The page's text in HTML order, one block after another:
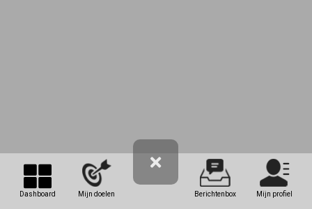
Dashboard Mijn doelen Berichtenbox Mijn profiel